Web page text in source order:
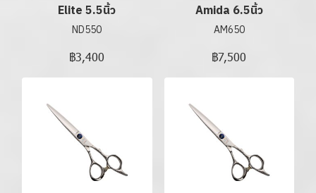
Elite 5.5นิ้ว
ND550
฿3,400
Amida 6.5นิ้ว
AM650
฿7,500